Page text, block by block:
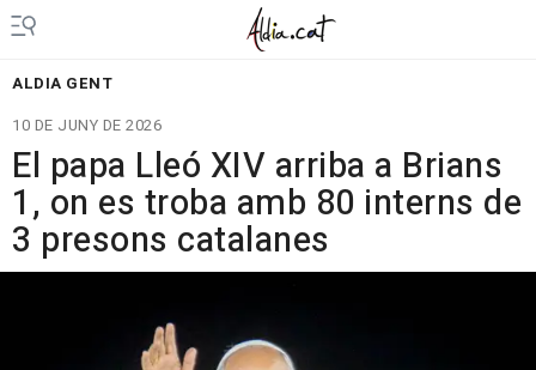
ALDIA GENT
10 DE JUNY DE 2026
El papa Lleó XIV arriba a Brians
1, on es troba amb 80 interns de
3 presons catalanes